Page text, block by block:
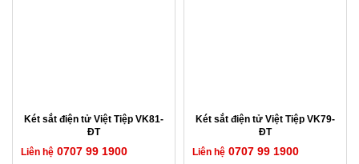
Két sắt điện tử Việt Tiệp VK81-
ĐT
Liên hệ 0707 99 1900
Két sắt điện tử Việt Tiệp VK79-
ĐT
Liên hệ 0707 99 1900